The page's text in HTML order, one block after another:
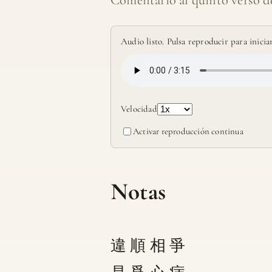
Audio listo. Pulsa reproducir para
Velocidad
Activar reproducción continua
Notas
違 順 相 爭